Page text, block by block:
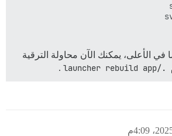
في الأعلى، يمكنك الآن محاولة الترقية
./launcher rebuild app
.